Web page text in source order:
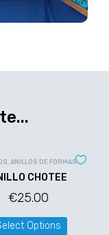
,ANILLOS DE FORMAS
CHOTEE
€25.00
Options